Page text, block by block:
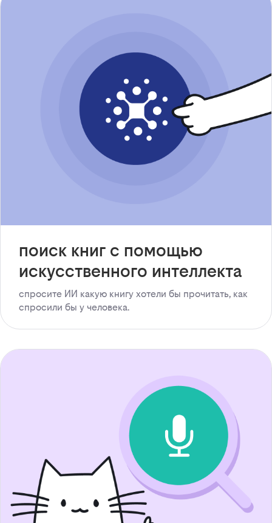
поиск книг с помощью
искусственного интеллекта
спросите ИИ какую книгу хотели бы прочитать, как
спросили бы у человека.